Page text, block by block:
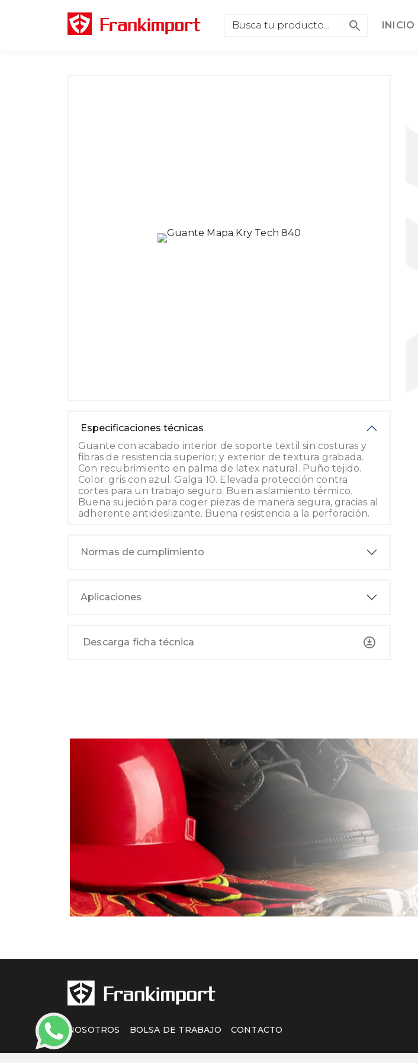
INICIO
Especificaciones técnicas
Guante con acabado interior de soporte textil sin costuras y
fibras de resistencia superior; y exterior de textura grabada.
Con recubrimiento en palma de latex natural. Puño tejido.
Color: gris con azul. Galga 10. Elevada protección contra
cortes para un trabajo seguro. Buen aislamiento térmico.
Buena sujeción para coger piezas de manera segura, gracias al
adherente antideslizante. Buena resistencia a la perforación.
Normas de cumplimiento
Aplicaciones
Descarga ficha técnica
NOSOTROS BOLSA DE TRABAJO CONTACTO